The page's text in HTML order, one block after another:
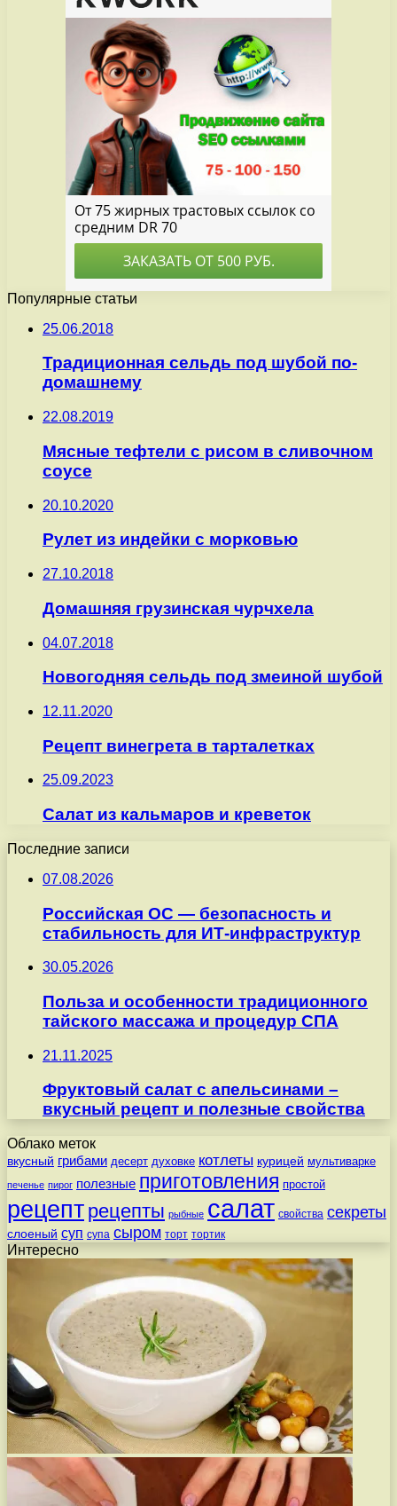
Популярные статьи
25.06.2018
Традиционная сельдь под шубой по-
домашнему
22.08.2019
Мясные тефтели с рисом в сливочном
соусе
20.10.2020
Рулет из индейки с морковью
27.10.2018
Домашняя грузинская чурчхела
04.07.2018
Новогодняя сельдь под змеиной шубой
12.11.2020
Рецепт винегрета в тарталетках
25.09.2023
Салат из кальмаров и креветок
Последние записи
07.08.2026
Российская ОС — безопасность и
стабильность для ИТ-инфраструктур
30.05.2026
Польза и особенности традиционного
тайского массажа и процедур СПА
21.11.2025
Фруктовый салат с апельсинами –
вкусный рецепт и полезные свойства
Облако меток
вкусный грибами десерт духовке котлеты курицей мультиварке
печенье пирог полезные приготовления простой
рецепт рецепты рыбные салат свойства секреты
слоеный суп супа сыром торт тортик
Интересно